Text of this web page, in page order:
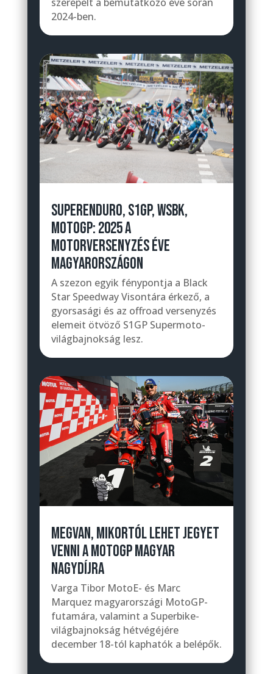
2024-ben.
SUPERENDURO, S1GP, WSBK,
MOTOGP: 2025 A
MOTORVERSENYZÉS ÉVE
MAGYARORSZÁGON
A szezon egyik fénypontja a Black
Star Speedway Visontára érkező, a
gyorsasági és az offroad versenyzés
elemeit ötvöző S1GP Supermoto-
világbajnokság lesz.
MEGVAN, MIKORTÓL LEHET JEGYET
VENNI A MOTOGP MAGYAR
NAGYDÍJRA
Varga Tibor MotoE- és Marc
Marquez magyarországi MotoGP-
futamára, valamint a Superbike-
világbajnokság hétvégéjére
december 18-tól kaphatók a belépők.